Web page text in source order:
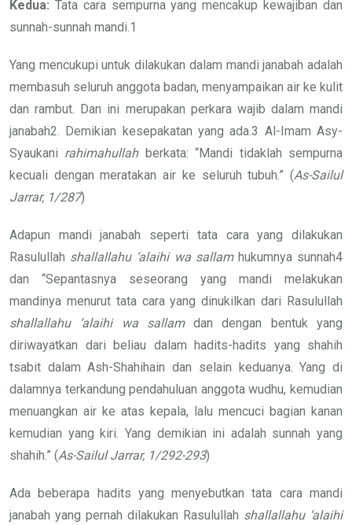
Kedua: Tata cara sempurna yang mencakup kewajiban dan
sunnah-sunnah mandi.1
Yang mencukupi untuk dilakukan dalam mandi janabah adalah
membasuh seluruh anggota badan, menyampaikan air ke kulit
dan rambut. Dan ini merupakan perkara wajib dalam mandi
janabah2. Demikian kesepakatan yang ada.3 Al-Imam Asy-
Syaukani rahimahullahberkata: “Mandi tidaklah sempurna
kecuali dengan meratakan air ke seluruh tubuh.” (As-Sailul
Jarrar, 1/287)
Adapun mandi janabah seperti tata cara yang dilakukan
Rasulullah shallallahu ‘alaihi wa sallamhukumnya sunnah4
dan “Sepantasnya seseorang yang mandi melakukan
mandinya menurut tata cara yang dinukilkan dari Rasulullah
shallallahu ‘alaihi wa sallamdan dengan bentuk yang
diriwayatkan dari beliau dalam hadits-hadits yang shahih
tsabit dalam Ash-Shahihain dan selain keduanya. Yang di
dalamnya terkandung pendahuluan anggota wudhu, kemudian
menuangkan air ke atas kepala, lalu mencuci bagian kanan
kemudian yang kiri. Yang demikian ini adalah sunnah yang
shahih.” (As-Sailul Jarrar, 1/292-293)
Ada beberapa hadits yang menyebutkan tata cara mandi
janabah yang pernah dilakukan Rasulullah shallallahu ‘alaihi